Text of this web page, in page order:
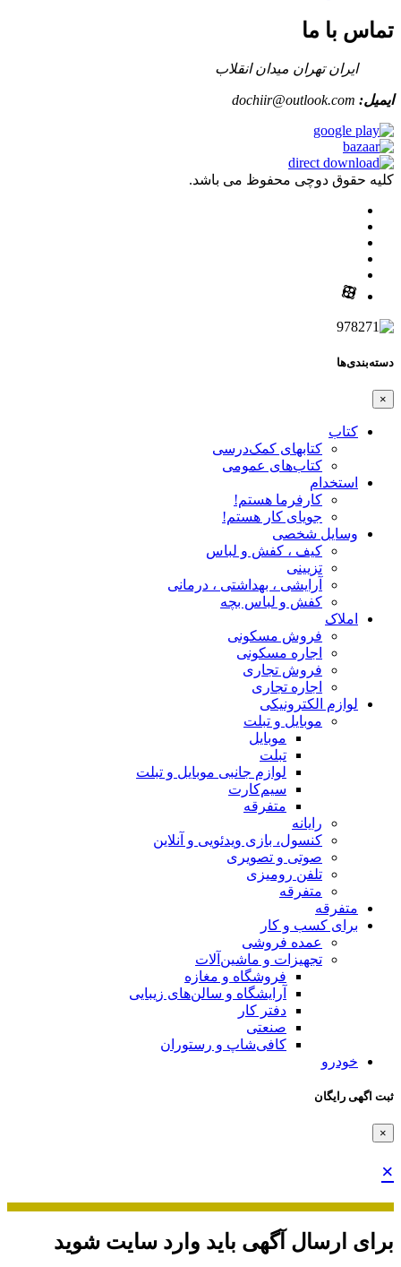
تماس با ما
ایران تهران میدان انقلاب
ایمیل: dochiir@outlook.com
کلیه حقوق دوچی محفوظ می باشد.
دسته‌بندی‌ها
×
کتاب
کتابهای کمک‌درسی
کتاب‌های عمومی
استخدام
کارفرما هستم!
جویای کار هستم!
وسایل شخصی
کیف ، کفش و لباس
تزیینی
آرایشی ، بهداشتی ، درمانی
کفش و لباس بچه
املاک
فروش مسکونی
اجاره مسکونی
فروش تجاری
اجاره تجاری
لوازم الکترونیکی
موبایل و تبلت
موبایل
تبلت
لوازم جانبی موبایل و تبلت
سیم‌کارت
متفرقه
رایانه
کنسول، بازی‌ ویدئویی و آنلاین
صوتی و تصویری
تلفن رومیزی
متفرقه
متفرقه
برای کسب و کار
عمده فروشی
تجهیزات و ماشین‌آلات
فروشگاه و مغازه
آرایشگاه و سالن‌های زیبایی
دفتر کار
صنعتی
کافی‌شاپ و رستوران
خودرو
ثبت اگهی رایگان
×
×
برای ارسال آگهی باید وارد سایت شوید